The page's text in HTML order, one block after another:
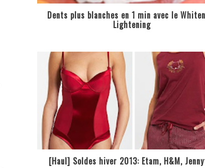
Dents plus blanches en 1 min avec le
Lightening
[Haul] Soldes hiver 2013: Etam, H&M,